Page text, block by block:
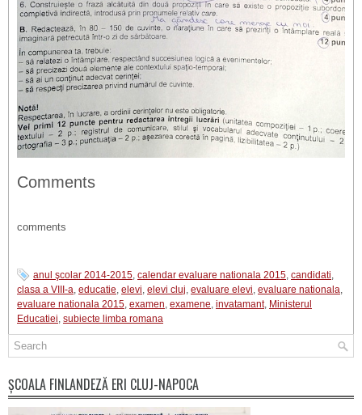
Comments
comments
anul şcolar 2014-2015, calendar evaluare nationala 2015, candidati,
clasa a VIII-a, educatie, elevi, elevi cluj, evaluare elevi, evaluare nationala,
evaluare nationala 2015, examen, examene, invatamant, Ministerul
Educatiei, subiecte limba romana
ȘCOALA FINLANDEZĂ ERI CLUJ-NAPOCA